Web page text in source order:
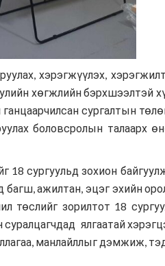
хэрэгжүүлэх,
хөгжлийн бэрхшээлтэй
сургалтын
боловсролын талаарх
18 сургуульд зохион
багш, ажилтан, эцэг эхийн
төслийг зорилтот 18
ялгаатай
манлайллыг дэмжиж,